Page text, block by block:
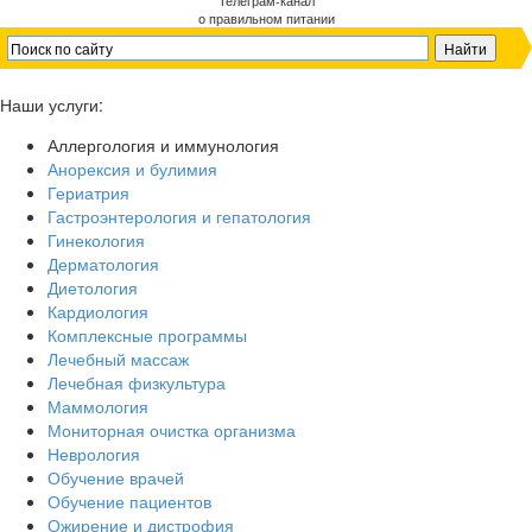
о правильном питании
Наши услуги:
Аллергология и иммунология
Анорексия и булимия
Гериатрия
Гастроэнтерология и гепатология
Гинекология
Дерматология
Диетология
Кардиология
Комплексные программы
Лечебный массаж
Лечебная физкультура
Маммология
Мониторная очистка организма
Неврология
Обучение врачей
Обучение пациентов
Ожирение и дистрофия